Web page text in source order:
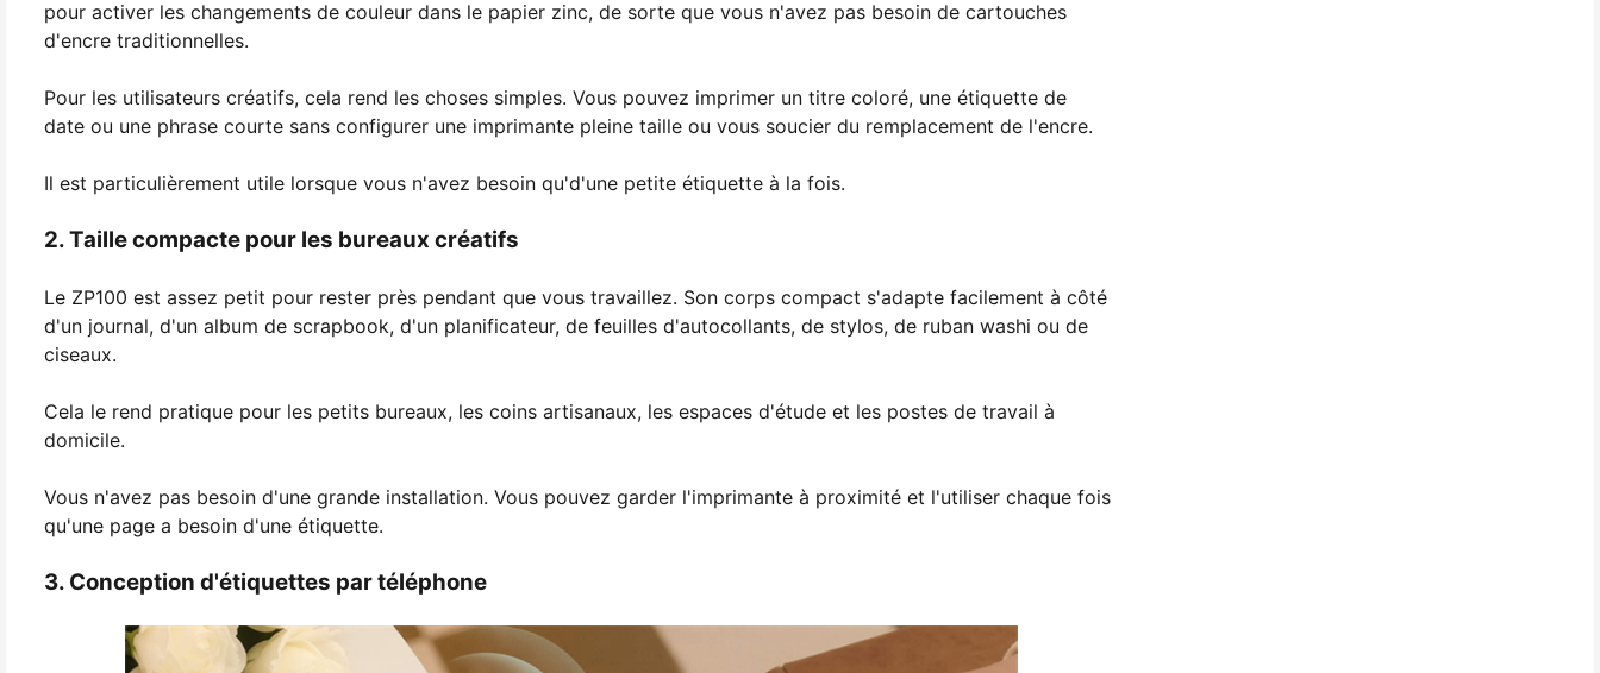
pour activer les changements de couleur dans le papier zinc, de sorte que vous n'avez pas besoin de cartouches
d'encre traditionnelles.
Pour les utilisateurs créatifs, cela rend les choses simples. Vous pouvez imprimer un titre coloré, une étiquette de
date ou une phrase courte sans configurer une imprimante pleine taille ou vous soucier du remplacement de l'encre.
Il est particulièrement utile lorsque vous n'avez besoin qu'd'une petite étiquette à la fois.
2. Taille compacte pour les bureaux créatifs
Le ZP100 est assez petit pour rester près pendant que vous travaillez. Son corps compact s'adapte facilement à côté
d'un journal, d'un album de scrapbook, d'un planificateur, de feuilles d'autocollants, de stylos, de ruban washi ou de
ciseaux.
Cela le rend pratique pour les petits bureaux, les coins artisanaux, les espaces d'étude et les postes de travail à
domicile.
Vous n'avez pas besoin d'une grande installation. Vous pouvez garder l'imprimante à proximité et l'utiliser chaque fois
qu'une page a besoin d'une étiquette.
3. Conception d'étiquettes par téléphone